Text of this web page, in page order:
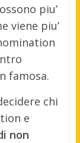
piu’
viene piu’
famosa.
chi
e
non